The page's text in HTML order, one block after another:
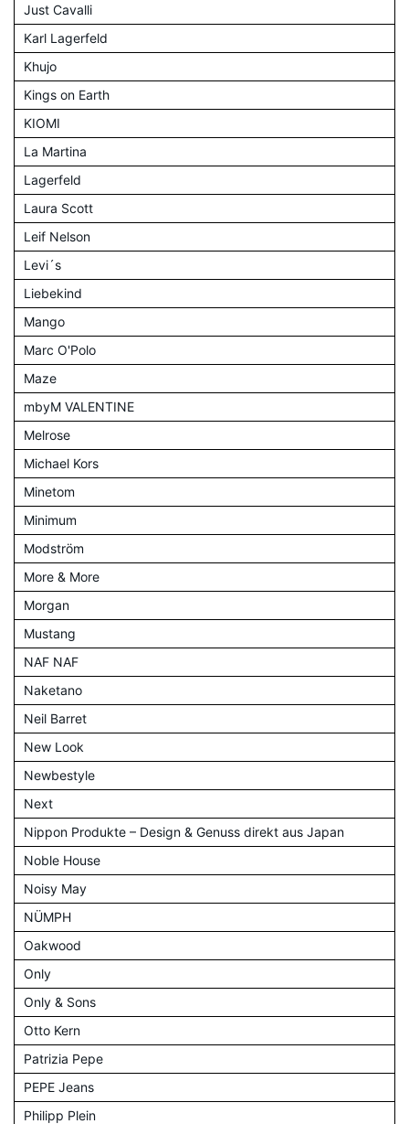
Just Cavalli
Karl Lagerfeld
Khujo
Kings on Earth
KIOMI
La Martina
Lagerfeld
Laura Scott
Leif Nelson
Levi´s
Liebekind
Mango
Marc O'Polo
Maze
mbyM VALENTINE
Melrose
Michael Kors
Minetom
Minimum
Modström
More & More
Morgan
Mustang
NAF NAF
Naketano
Neil Barret
New Look
Newbestyle
Next
Nippon Produkte – Design & Genuss direkt aus Japan
Noble House
Noisy May
NÜMPH
Oakwood
Only
Only & Sons
Otto Kern
Patrizia Pepe
PEPE Jeans
Philipp Plein